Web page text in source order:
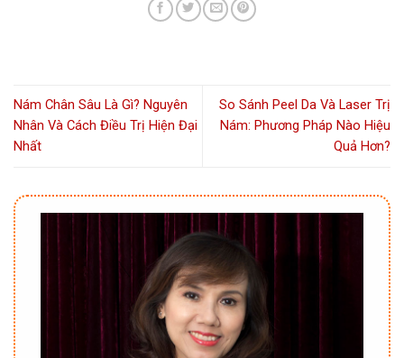
Nám Chân Sâu Là Gì? Nguyên
Nhân Và Cách Điều Trị Hiện Đại
Nhất
So Sánh Peel Da Và Laser Trị
Nám: Phương Pháp Nào Hiệu
Quả Hơn?